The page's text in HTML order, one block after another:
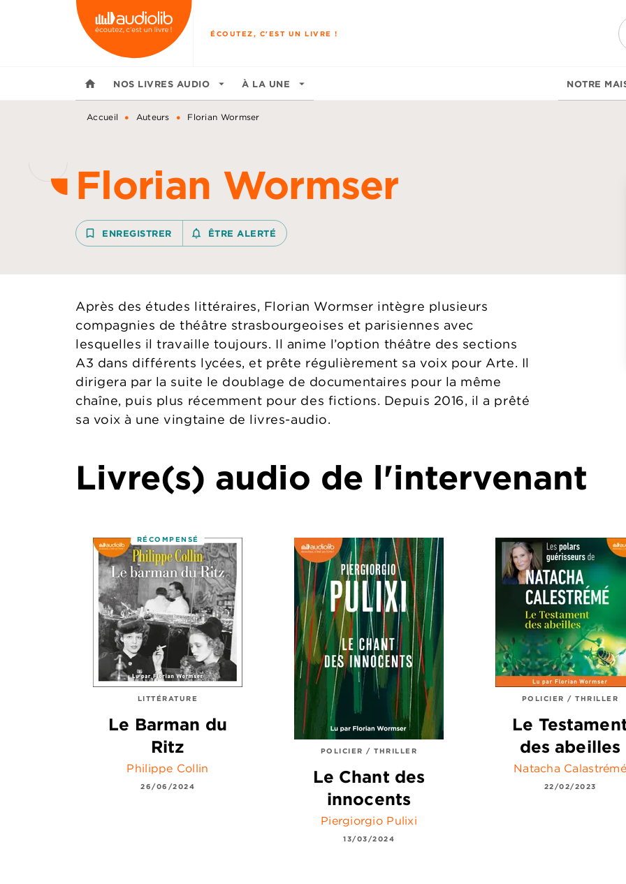
MENU RECHERCHE
ÉCOUTEZ, C'EST UN LIVRE !
home NOS LIVRES AUDIO arrow_drop_down À LA UNE arrow_drop_down NOTRE
Accueil • Auteurs • Florian Wormser
Florian Wormser
bookmark_border ENREGISTRER notifications_none_outlined
ÊTRE ALERTÉ
Après des études littéraires, Florian Wormser intègre plusieurs
compagnies de théâtre strasbourgeoises et parisiennes avec
lesquelles il travaille toujours. Il anime l’option théâtre des sections
A3 dans différents lycées, et prête régulièrement sa voix pour Arte. Il
dirigera par la suite le doublage de documentaires pour la même
chaîne, puis plus récemment pour des fictions. Depuis 2016, il a prêté
sa voix à une vingtaine de livres-audio.
Livre(s) audio de l'intervenant
RÉCOMPENSÉ
LITTÉRATURE
Le Barman du
Ritz
Philippe Collin
26/06/2024
POLICIER / THRILLER
Le Chant des
innocents
Piergiorgio Pulixi
13/03/2024
POLICIER / THRILLER
Le
des abeilles
Natacha Calastrémé
22/02/2023